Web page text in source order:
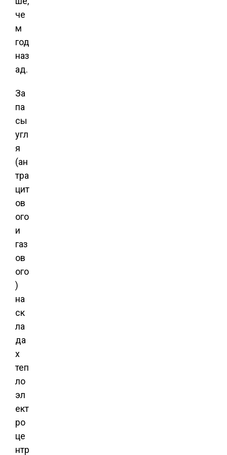
че
м
год
наз
ад.
За
па
сы
угл
я
(ан
тра
цит
ов
ого
и
газ
ов
ого
)
на
ск
ла
да
х
теп
ло
эл
ект
ро
це
нтр